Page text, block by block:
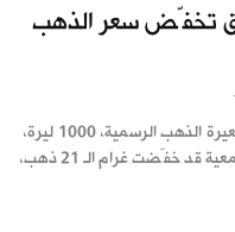
تخفّض سعر الذهب
خفّضت جمعية الصاغة في دمشق، تسعيرة الذهب الرسمية، 1000 ليرة،
لغرام الـ 21، ظهيرة الأربعاء. كانت الجمعية قد خفّضت غرام الـ 21 ذهب،